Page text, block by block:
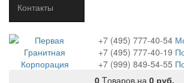
Контакты
+7 (495) 777-40-54
+7 (495) 777-40-19
+7 (999) 849-54-55
0 Tоваров,на 0 руб.